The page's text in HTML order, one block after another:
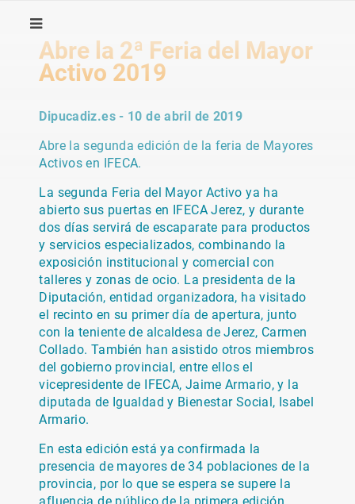
Abre la 2ª Feria del Mayor
Activo 2019
Dipucadiz.es - 10 de abril de 2019
Abre la segunda edición de la feria de Mayores
Activos en IFECA.
La segunda Feria del Mayor Activo ya ha
abierto sus puertas en IFECA Jerez, y durante
dos días servirá de escaparate para productos
y servicios especializados, combinando la
exposición institucional y comercial con
talleres y zonas de ocio. La presidenta de la
Diputación, entidad organizadora, ha visitado
el recinto en su primer día de apertura, junto
con la teniente de alcaldesa de Jerez, Carmen
Collado. También han asistido otros miembros
del gobierno provincial, entre ellos el
vicepresidente de IFECA, Jaime Armario, y la
diputada de Igualdad y Bienestar Social, Isabel
Armario.
En esta edición está ya confirmada la
presencia de mayores de 34 poblaciones de la
provincia, por lo que se espera se supere la